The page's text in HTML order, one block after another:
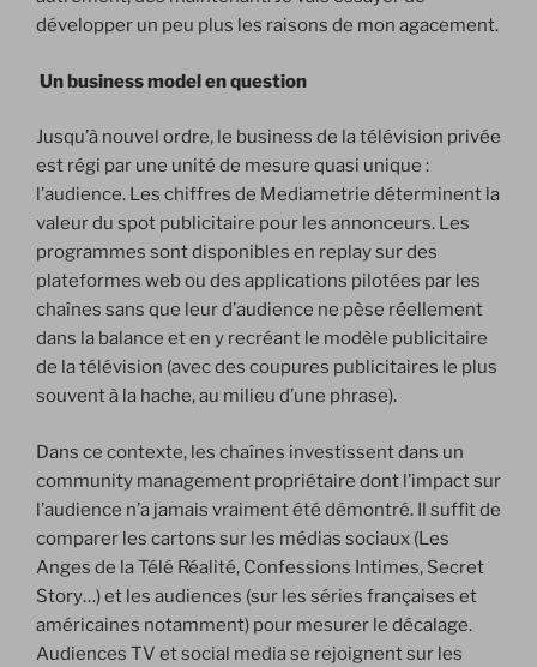
développer un peu plus les raisons de mon agacement.
Un business model en question
Jusqu’à nouvel ordre, le business de la télévision privée
est régi par une unité de mesure quasi unique :
l’audience. Les chiffres de Mediametrie déterminent la
valeur du spot publicitaire pour les annonceurs. Les
programmes sont disponibles en replay sur des
plateformes web ou des applications pilotées par les
chaînes sans que leur d’audience ne pèse réellement
dans la balance et en y recréant le modèle publicitaire
de la télévision (avec des coupures publicitaires le plus
souvent à la hache, au milieu d’une phrase).
Dans ce contexte, les chaînes investissent dans un
community management propriétaire dont l’impact sur
l’audience n’a jamais vraiment été démontré. Il suffit de
comparer les cartons sur les médias sociaux (Les
Anges de la Télé Réalité, Confessions Intimes, Secret
Story…) et les audiences (sur les séries françaises et
américaines notamment) pour mesurer le décalage.
Audiences TV et social media se rejoignent sur les